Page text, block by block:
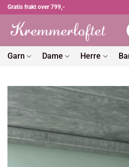
Skip
content
Gratis frakt over 799,-
Garn Dame Herre